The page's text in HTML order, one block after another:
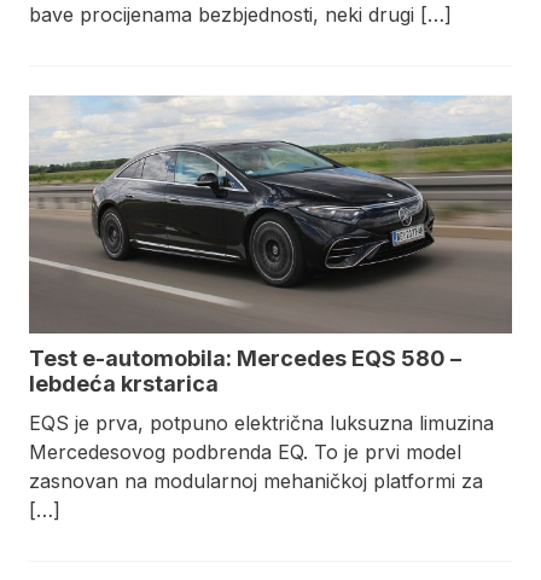
bave procijenama bezbjednosti, neki drugi […]
Test e-automobila: Mercedes EQS 580 –
lebdeća krstarica
EQS je prva, potpuno električna luksuzna limuzina
Mercedesovog podbrenda EQ. To je prvi model
zasnovan na modularnoj mehaničkoj platformi za
[…]